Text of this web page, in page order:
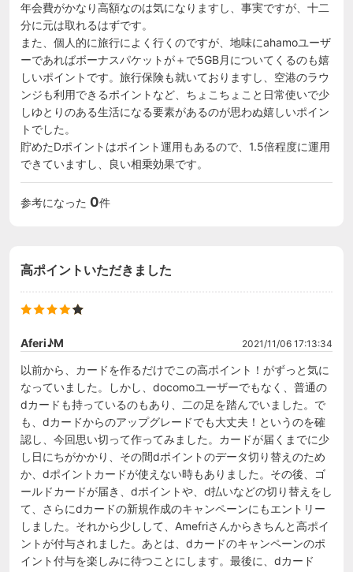
年会費がかなり高額なのは気になりますし、事実ですが、十二
分に元は取れるはずです。
また、個人的に旅行によく行くのですが、地味にahamoユーザ
ーであればボーナスパケットが＋で5GB月についてくるのも嬉
しいポイントです。旅行保険も就いておりますし、空港のラウ
ンジも利用できるポイントなど、ちょこちょこと日常使いで少
しゆとりのある生活になる要素があるのが思わぬ嬉しいポイン
トでした。
貯めたDポイントはポイント運用もあるので、1.5倍程度に運用
できていますし、良い相乗効果です。
参考になった 0件
高ポイントいただきました
Aferi♪M 2021/11/06 17:13:34
以前から、カードを作るだけでこの高ポイント！がずっと気に
なっていました。しかし、docomoユーザーでもなく、普通の
dカードも持っているのもあり、二の足を踏んでいました。で
も、dカードからのアップグレードでも大丈夫！というのを確
認し、今回思い切って作ってみました。カードが届くまでに少
し日にちがかかり、その間dポイントのデータ切り替えのため
か、dポイントカードが使えない時もありました。その後、ゴ
ールドカードが届き、dポイントや、d払いなどの切り替えをし
て、さらにdカードの新規作成のキャンペーンにもエントリー
しました。それから少しして、Amefriさんからきちんと高ポイ
ントが付与されました。あとは、dカードのキャンペーンのポ
イント付与を楽しみに待つことにします。最後に、dカード